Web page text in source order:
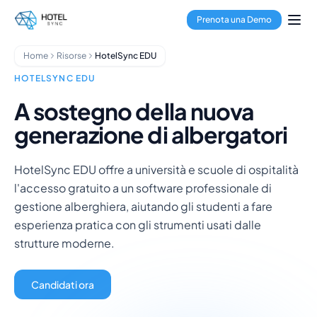
Vai al contenuto principale
Gestione della struttura
Channel Manager
Gestione dei pagamenti
Hub multi-struttura
App per le Pulizie
Hotel
Ostelli
Condo hotel
Case vacanza
Property manager
Chi siamo
Integrazioni
Blog
Partnership
Prenota una Demo
Home Risorse HotelSync EDU
HOTELSYNC EDU
A sostegno della nuova
generazione di albergatori
HotelSync EDU offre a università e scuole di ospitalità
l'accesso gratuito a un software professionale di
gestione alberghiera, aiutando gli studenti a fare
esperienza pratica con gli strumenti usati dalle
strutture moderne.
Candidati ora